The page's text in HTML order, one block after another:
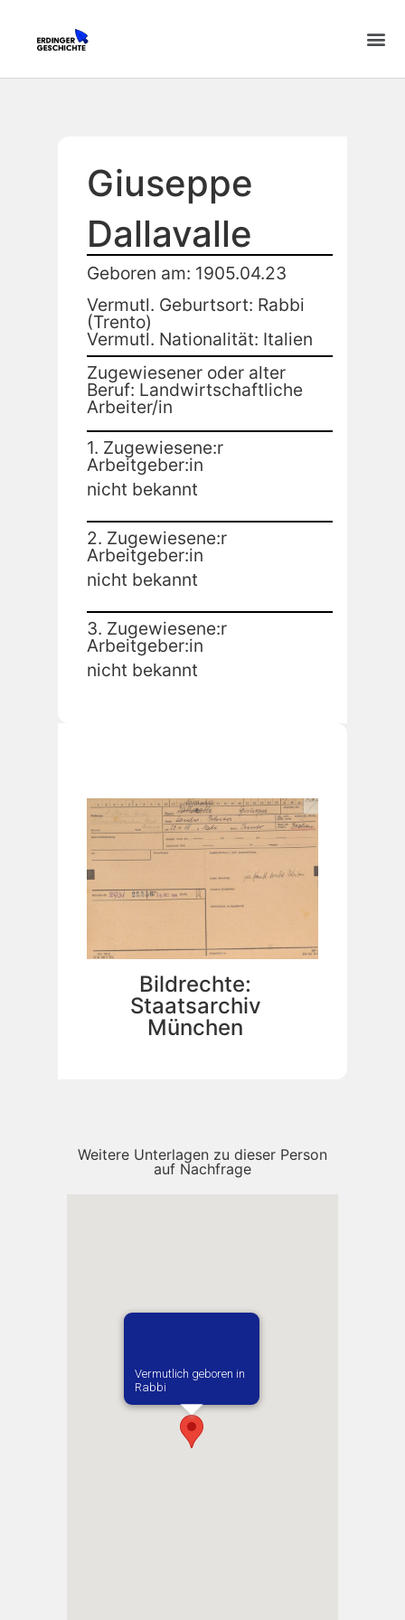
Giuseppe
Dallavalle
Geboren am: 1905.04.23
Vermutl. Geburtsort: Rabbi
(Trento)
Vermutl. Nationalität: Italien
Zugewiesener oder alter
Beruf: Landwirtschaftliche
Arbeiter/in
1. Zugewiesene:r
Arbeitgeber:in
nicht bekannt
2. Zugewiesene:r
Arbeitgeber:in
nicht bekannt
3. Zugewiesene:r
Arbeitgeber:in
nicht bekannt
Bildrechte:
Staatsarchiv
München
Weitere Unterlagen zu dieser Person
auf Nachfrage
Vermutlich geboren in
Rabbi